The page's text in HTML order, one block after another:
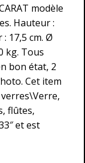
modèle
Hauteur :
17,5 cm. Ø
kg. Tous
bon état, 2
Cet item
flûtes,
et est